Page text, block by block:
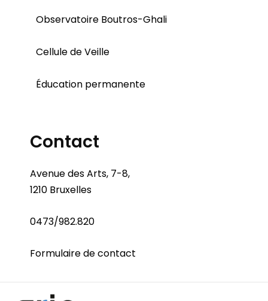
Observatoire Boutros-Ghali
Cellule de Veille
Éducation permanente
Contact
Avenue des Arts, 7-8,
1210 Bruxelles
0473/982.820
Formulaire de contact